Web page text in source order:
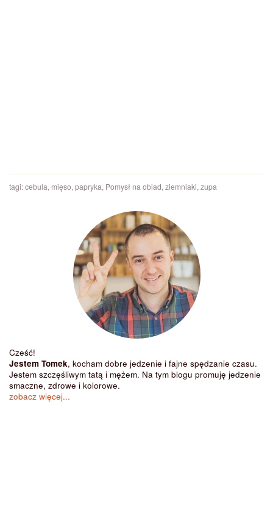
tagi:cebula, mięso, papryka, Pomysł na obiad, ziemniaki, zupa
Cześć!
Jestem Tomek, kocham dobre jedzenie i fajne spędzanie czasu.
Jestem szczęśliwym tatą i mężem. Na tym blogu promuję jedzenie
smaczne, zdrowe i kolorowe.
zobacz więcej...